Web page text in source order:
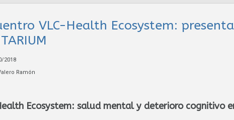
VLC-Health Ecosystem:
2018
Ramón
Ecosystem: salud mental y deterioro cognitivo